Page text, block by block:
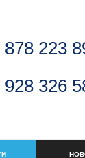
878 223
928 326